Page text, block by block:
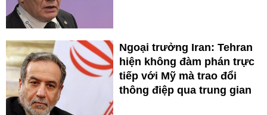
Ngoại trưởng Iran: Tehran
hiện không đàm phán trực
tiếp với Mỹ mà trao đổi
thông điệp qua trung gian